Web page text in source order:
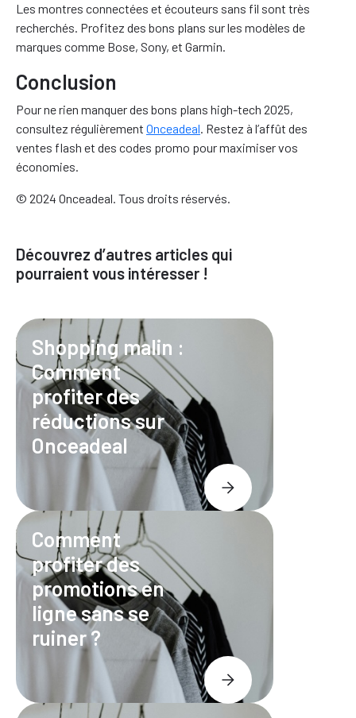
Les montres connectées et écouteurs sans fil sont très
recherchés. Profitez des bons plans sur les modèles de
marques comme Bose, Sony, et Garmin.
Conclusion
Pour ne rien manquer des bons plans high-tech 2025,
consultez régulièrement Onceadeal. Restez à l’affût des
ventes flash et des codes promo pour maximiser vos
économies.
© 2024 Onceadeal. Tous droits réservés.
Découvrez d’autres articles qui
pourraient vous intéresser !
Shopping malin :
Comment
profiter des
réductions sur
Onceadeal
Comment
profiter des
promotions en
ligne sans se
ruiner ?